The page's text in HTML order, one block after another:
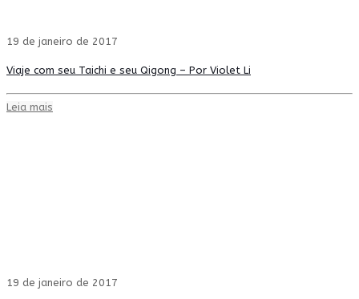
19 de janeiro de 2017
Viaje com seu Taichi e seu Qigong – Por Violet Li
Leia mais
19 de janeiro de 2017